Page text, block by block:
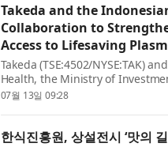
Takeda and the
Collaboration to
Access to Lifesaving
Takeda (TSE:4502/NYSE:TAK)
Health, the Ministry of
Coordinating Ministry for
07월 13일 09:28
한식진흥원, 상설전시 ‘맛의